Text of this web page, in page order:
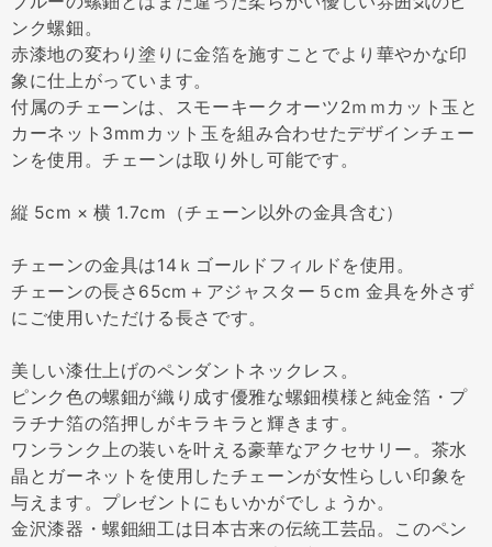
ンク螺鈿。
赤漆地の変わり塗りに金箔を施すことでより華やかな印
象に仕上がっています。
付属のチェーンは、スモーキークオーツ2ｍｍカット玉と
カーネット3mmカット玉を組み合わせたデザインチェー
ンを使用。チェーンは取り外し可能です。
縦 5cm × 横 1.7cm（チェーン以外の金具含む）
チェーンの金具は14ｋゴールドフィルドを使用。
チェーンの長さ65cm＋アジャスター５cm 金具を外さず
にご使用いただける長さです。
美しい漆仕上げのペンダントネックレス。
ピンク色の螺鈿が織り成す優雅な螺鈿模様と純金箔・プ
ラチナ箔の箔押しがキラキラと輝きます。
ワンランク上の装いを叶える豪華なアクセサリー。茶水
晶とガーネットを使用したチェーンが女性らしい印象を
与えます。プレゼントにもいかがでしょうか。
金沢漆器・螺鈿細工は日本古来の伝統工芸品。このペン